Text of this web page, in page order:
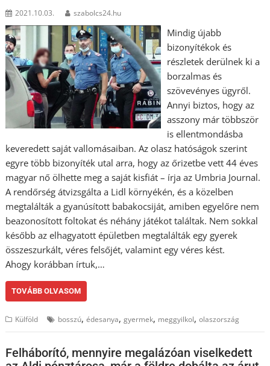
2021.10.03. szabolcs24.hu
Mindig újabb
bizonyítékok és
részletek derülnek ki a
borzalmas és
szövevényes ügyről.
Annyi biztos, hogy az
asszony már többször
is ellentmondásba
keveredett saját vallomásaiban. Az olasz hatóságok szerint
egyre több bizonyíték utal arra, hogy az őrizetbe vett 44 éves
magyar nő ölhette meg a saját kisfiát – írja az Umbria Journal.
A rendőrség átvizsgálta a Lidl környékén, és a közelben
megtalálták a gyanúsított babakocsiját, amiben egyelőre nem
beazonosított foltokat és néhány játékot találtak. Nem sokkal
később az elhagyatott épületben megtalálták egy gyerek
összeszurkált, véres felsőjét, valamint egy véres kést.
Ahogy korábban írtuk,…
TOVÁBB OLVASOM
Külföld bosszú,édesanya,gyermek, meggyilkol,olaszország
Felháborító, mennyire megalázóan viselkedett